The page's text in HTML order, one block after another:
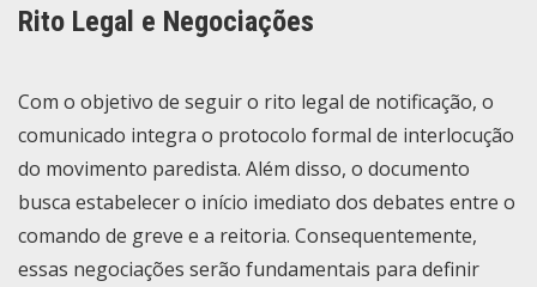
Rito Legal e Negociações
Com o objetivo de seguir o rito legal de notificação, o
comunicado integra o protocolo formal de interlocução
do movimento paredista. Além disso, o documento
busca estabelecer o início imediato dos debates entre o
comando de greve e a reitoria. Consequentemente,
essas negociações serão fundamentais para definir